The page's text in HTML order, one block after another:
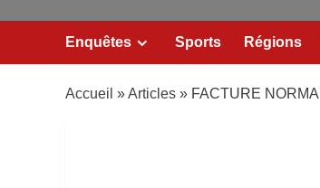
Enquêtes Sports Régions
Accueil »Articles » FACTURE